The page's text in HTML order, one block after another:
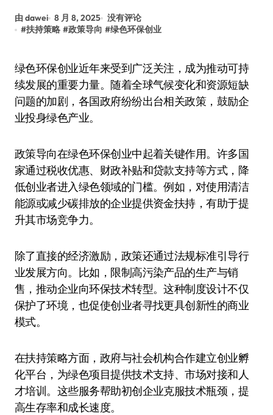
由 dawei 8 月 8, 2025 没有评论
#扶持策略 #政策导向 #绿色环保创业
绿色环保创业近年来受到广泛关注，成为推动可持
续发展的重要力量。随着全球气候变化和资源短缺
问题的加剧，各国政府纷纷出台相关政策，鼓励企
业投身绿色产业。
政策导向在绿色环保创业中起着关键作用。许多国
家通过税收优惠、财政补贴和贷款支持等方式，降
低创业者进入绿色领域的门槛。例如，对使用清洁
能源或减少碳排放的企业提供资金扶持，有助于提
升其市场竞争力。
除了直接的经济激励，政策还通过法规标准引导行
业发展方向。比如，限制高污染产品的生产与销
售，推动企业向环保技术转型。这种制度设计不仅
保护了环境，也促使创业者寻找更具创新性的商业
模式。
在扶持策略方面，政府与社会机构合作建立创业孵
化平台，为绿色项目提供技术支持、市场对接和人
才培训。这些服务帮助初创企业克服技术瓶颈，提
高生存率和成长速度。